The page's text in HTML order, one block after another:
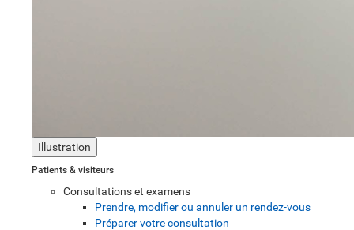
Illustration
Patients & visiteurs
Consultations et examens
Prendre, modifier ou annuler un rendez-vous
Préparer votre consultation